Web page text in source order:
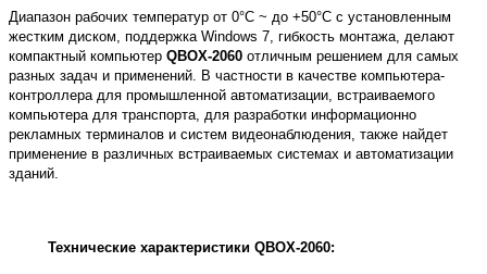
Диапазон рабочих температур от 0°C ~ до +50°C с установленным
жестким диском, поддержка Windows 7, гибкость монтажа, делают
компактный компьютер QBOX-2060 отличным решением для самых
разных задач и применений. В частности в качестве компьютера-
контроллера для промышленной автоматизации, встраиваемого
компьютера для транспорта, для разработки информационно
рекламных терминалов и систем видеонаблюдения, также найдет
применение в различных встраиваемых системах и автоматизации
зданий.
Технические характеристики QBOX-2060: